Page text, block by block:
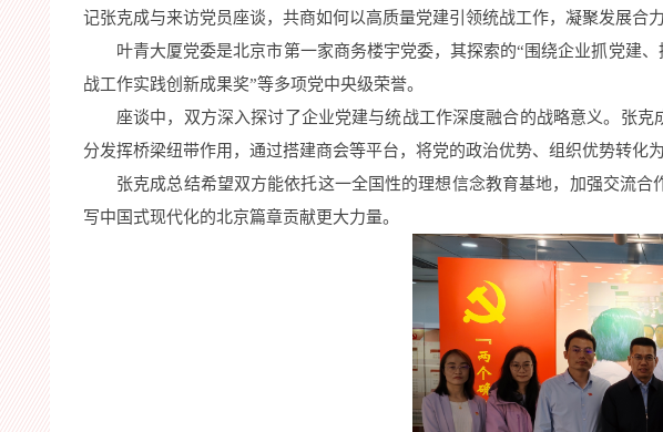
记张克成与来访党员座谈，共商如何以高质量党建引领统战工作，凝聚发展合
叶青大厦党委是北京市第一家商务楼宇党委，其探索的“围绕企业抓党建
战工作实践创新成果奖”等多项党中央级荣誉。
座谈中，双方深入探讨了企业党建与统战工作深度融合的战略意义。张
分发挥桥梁纽带作用，通过搭建商会等平台，将党的政治优势、组织优势转化
张克成总结希望双方能依托这一全国性的理想信念教育基地，加强交流
写中国式现代化的北京篇章贡献更大力量。